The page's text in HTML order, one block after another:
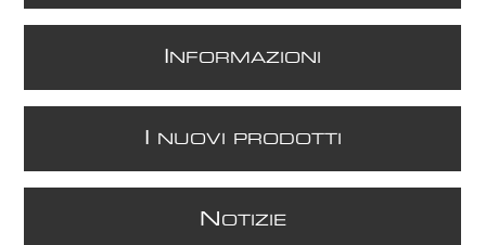
NFORMAZIONI
NUOVI PRODOTTI
N OTIZIE